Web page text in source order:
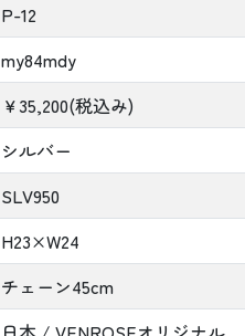
P-12
my84mdy
￥35,200(税込み)
シルバー
SLV950
H23×W24
チェーン45cm